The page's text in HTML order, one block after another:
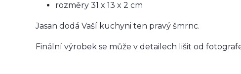
rozměry 31 x 13 x 2 cm
Jasan dodá Vaší kuchyni ten pravý šmrnc.
Finální výrobek se může v detailech lišit od